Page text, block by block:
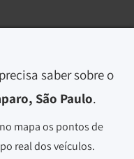
saber sobre o
São Paulo.
mapa os pontos de
real dos veículos.